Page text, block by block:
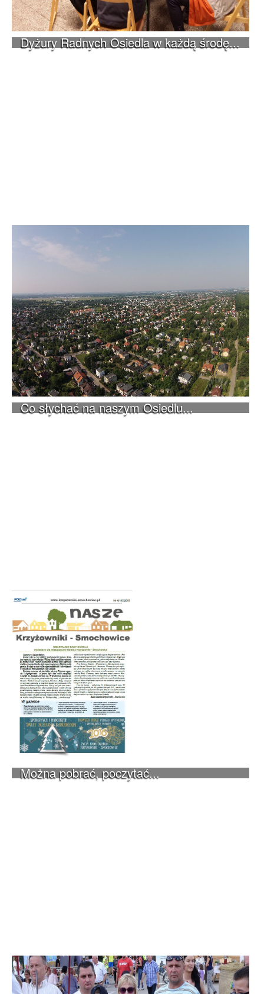
Dyżury Radnych Osiedla w każdą środę...
Co słychać na naszym Osiedlu...
Można pobrać, poczytać...